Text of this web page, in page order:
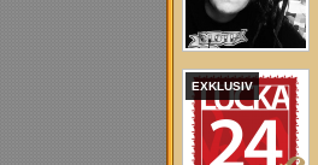
EXKLUSIV